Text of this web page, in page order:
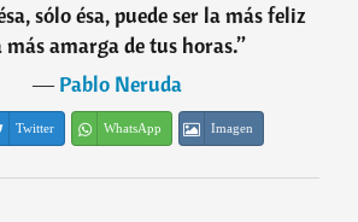
sólo ésa, puede ser la más feliz
más amarga de tus horas.”
―Pablo Neruda
Twitter WhatsApp Imagen